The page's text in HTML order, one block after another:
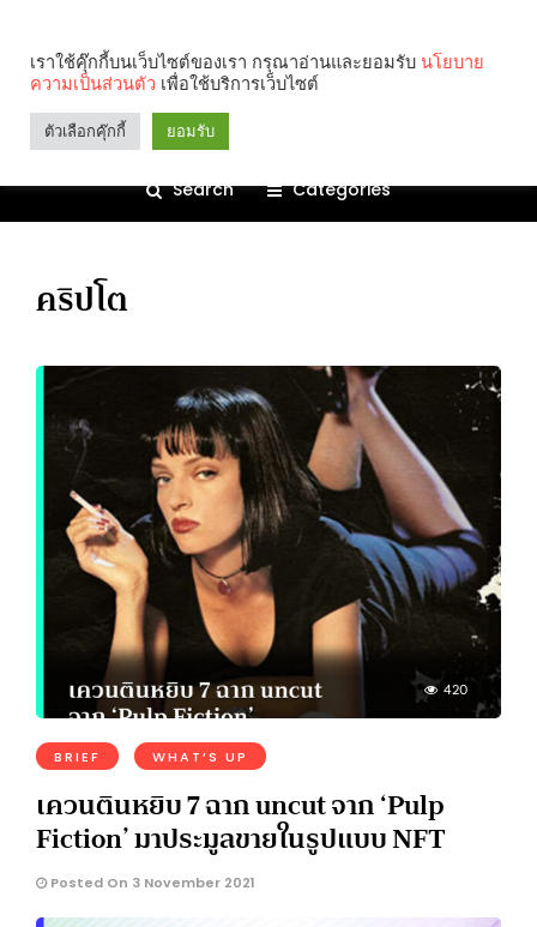
Search Categories
คริปโต
420
BRIEF WHAT’S UP
เควนตินหยิบ 7 ฉาก uncut จาก ‘Pulp
Fiction’ มาประมูลขายในรูปแบบ NFT
Posted On 3 November 2021
เราใช้คุ๊กกี้บนเว็บไซต์ของเรา กรุณาอ่านและยอมรับ นโยบาย
ความเป็นส่วนตัว เพื่อใช้บริการเว็บไซต์
ตัวเลือกคุ๊กกี้ ยอมรับ